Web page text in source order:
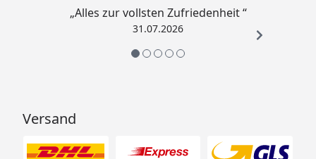
„Alles zur vollsten Zufriedenheit “
31.07.2026
Versand